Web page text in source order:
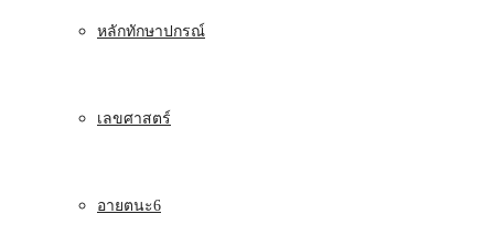
หลักทักษาปกรณ์
เลขศาสตร์
อายตนะ6